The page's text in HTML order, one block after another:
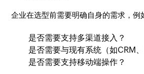
企业在选型前需要明确自身的需求，例
是否需要支持多渠道接入？
是否需要与现有系统（如CRM
是否需要支持移动端操作？